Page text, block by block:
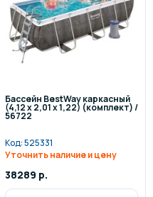
Бассейн BestWay каркасный
(4,12 x 2,01 х 1,22) (комплект) /
56722
Код:525331
Уточнить наличие и цену
38289 р.